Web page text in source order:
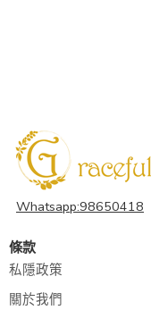
Whatsapp:98650418
條款
私隱政策
關於我們